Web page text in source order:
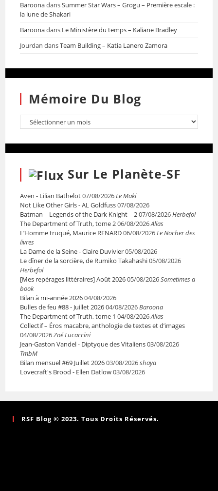
BaroonadansSummer Star Wars – Grogu – Première escale :
la lune de Shakari
Baroonadans Le Ministère du temps – Kaliane Bradley
Jourdan dansTeam Building – Katia Lanero Zamora
Mémoire Du Blog
Sur Le Planète-SF
Aven - Lilian Bathelot07/08/2026Le Maki
Not Like Other Girls - AL Goldfuss07/08/2026
Batman – Legends of the Dark Knight – 207/08/2026Herbefol
The Department of Truth, tome 206/08/2026Alias
L’Homme truqué, Maurice RENARD06/08/2026Le Nocher des
livres
La Dame de la Seine - Claire Duvivier05/08/2026
Le dîner de la sorcière, de Rumiko Takahashi05/08/2026
Herbefol
[Mes repérages littéraires] Août 202605/08/2026Sometimes a
book
Bilan à mi-année 202604/08/2026
Bulles de feu #88 - Juillet 202604/08/2026Baroona
The Department of Truth, tome 1 04/08/2026Alias
Collectif – Éros macabre, anthologie de textes et d’images
04/08/2026Zoé Lucaccini
Jean-Gaston Vandel - Diptyque des Vitaliens03/08/2026
TmbM
Bilan mensuel #69 Juillet 202603/08/2026shaya
Lovecraft's Brood - Ellen Datlow03/08/2026
RSF Blog © 2023. Tous Droits Réservés.